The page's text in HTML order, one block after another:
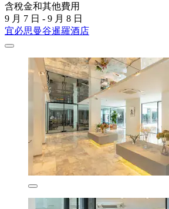
含稅金和其他費用
9 月 7 日 - 9 月 8 日
宜必思曼谷暹羅酒店